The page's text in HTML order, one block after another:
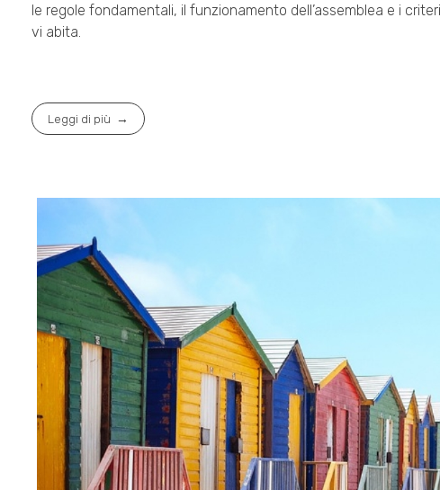
le regole fondamentali, il funzionamento dell’assemblea e i
vi abita.
Leggi di più